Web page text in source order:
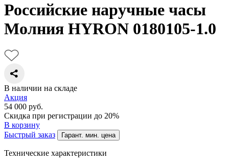
Российские наручные часы
Молния HYRON 0180105-1.0
В наличии на складе
Акция
54 000 руб.
Скидка при регистрации до 20%
В корзину
Быстрый заказ
Гарант. мин. цена
Технические характеристики